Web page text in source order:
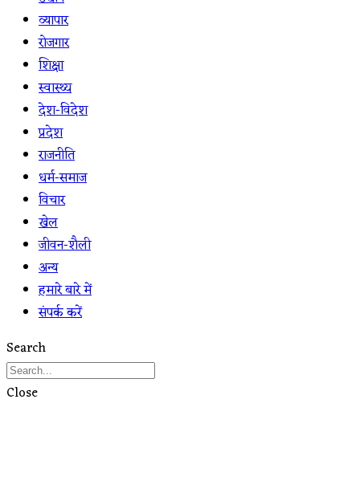
व्यापार
रोजगार
शिक्षा
स्वास्थ्य
देश-विदेश
प्रदेश
राजनीति
धर्म-समाज
विचार
खेल
जीवन-शैली
अन्य
हमारे बारे में
संपर्क करें
Search
Close